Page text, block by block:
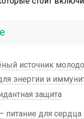
источник
энергии и
защита
для сердца